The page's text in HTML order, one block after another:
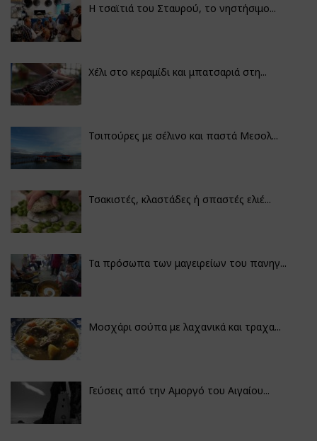
Η τσαϊτιά του Σταυρού, το νηστήσιμο...
Χέλι στο κεραμίδι και μπατσαριά στη...
Τσιπούρες με σέλινο και παστά Μεσολ...
Τσακιστές, κλαστάδες ή σπαστές ελιέ...
Τα πρόσωπα των μαγειρείων του πανηγ...
Μοσχάρι σούπα με λαχανικά και τραχα...
Γεύσεις από την Αμοργό του Αιγαίου...